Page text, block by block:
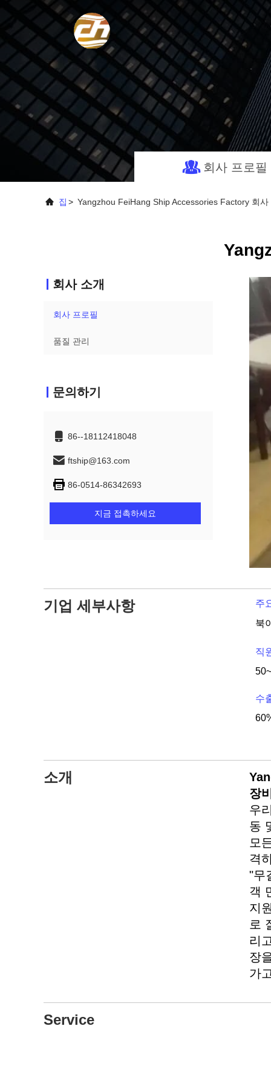
회사 프로필
집 > Yangzhou FeiHang Ship Accessories Factory 회사
회사 소개
회사 프로필
품질 관리
문의하기
86--18112418048
ftship@163.com
86-0514-86342693
지금 접촉하세요
기업 세부사항 주
직
수
소개
장
우
동
모
격
"무
객
지
로
리
장
가
Service